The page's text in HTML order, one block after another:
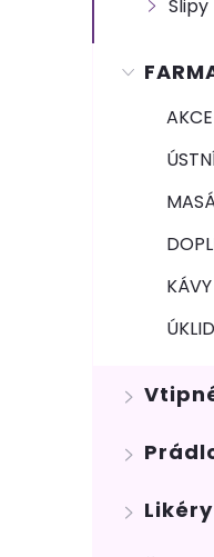
Slipy
AKCE
Likéry